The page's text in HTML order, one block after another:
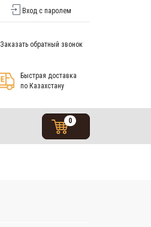
Вход с паролем
Заказать обратный звонок
Быстрая доставка
по Казахстану
0